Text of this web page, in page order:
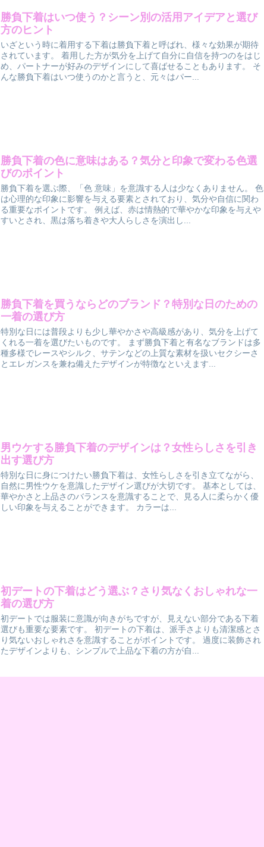
勝負下着はいつ使う？シーン別の活用アイデアと選び
方のヒント
いざという時に着用する下着は勝負下着と呼ばれ、様々な効果が期待
されています。 着用した方が気分を上げて自分に自信を持つのをはじ
め、パートナーが好みのデザインにして喜ばせることもあります。 そ
んな勝負下着はいつ使うのかと言うと、元々はパー...
勝負下着の色に意味はある？気分と印象で変わる色選
びのポイント
勝負下着を選ぶ際、「色 意味」を意識する人は少なくありません。 色
は心理的な印象に影響を与える要素とされており、気分や自信に関わ
る重要なポイントです。 例えば、赤は情熱的で華やかな印象を与えや
すいとされ、黒は落ち着きや大人らしさを演出し...
勝負下着を買うならどのブランド？特別な日のための
一着の選び方
特別な日には普段よりも少し華やかさや高級感があり、気分を上げて
くれる一着を選びたいものです。 まず勝負下着と有名なブランドは多
種多様でレースやシルク、サテンなどの上質な素材を扱いセクシーさ
とエレガンスを兼ね備えたデザインが特徴なといえます...
男ウケする勝負下着のデザインは？女性らしさを引き
出す選び方
特別な日に身につけたい勝負下着は、女性らしさを引き立てながら、
自然に男性ウケを意識したデザイン選びが大切です。 基本としては、
華やかさと上品さのバランスを意識することで、見る人に柔らかく優
しい印象を与えることができます。 カラーは...
初デートの下着はどう選ぶ？さり気なくおしゃれな一
着の選び方
初デートでは服装に意識が向きがちですが、見えない部分である下着
選びも重要な要素です。 初デートの下着は、派手さよりも清潔感とさ
り気ないおしゃれさを意識することがポイントです。 過度に装飾され
たデザインよりも、シンプルで上品な下着の方が自...